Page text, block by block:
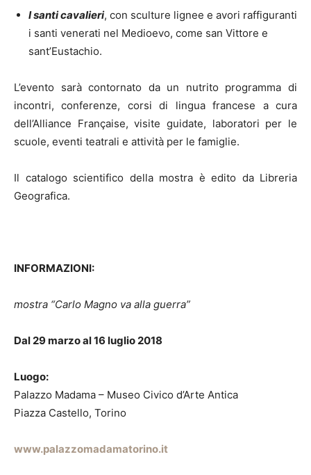
Isanti cavalieri, con sculture lignee e avori raffiguranti
i santi venerati nel Medioevo, come san Vittore e
sant’Eustachio.
L’evento sarà contornato da un nutrito programma di
incontri, conferenze, corsi di lingua francese a cura
dell’Alliance Française, visite guidate, laboratori per le
scuole, eventi teatrali e attività per le famiglie.
Il catalogo scientifico della mostra è edito da Libreria
Geografica.
INFORMAZIONI:
mostra “Carlo Magno va alla guerra”
Dal 29 marzo al 16 luglio 2018
Luogo:
Palazzo Madama – Museo Civico d’Arte Antica
Piazza Castello, Torino
www.palazzomadamatorino.it